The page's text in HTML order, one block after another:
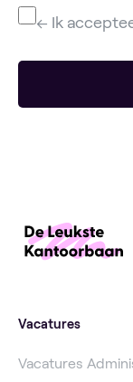
← Ik
Vacatures
Vacatures